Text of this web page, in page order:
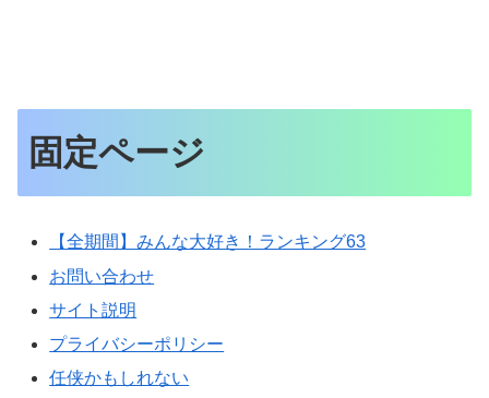
固定ページ
【全期間】みんな大好き！ランキング63
お問い合わせ
サイト説明
プライバシーポリシー
任侠かもしれない